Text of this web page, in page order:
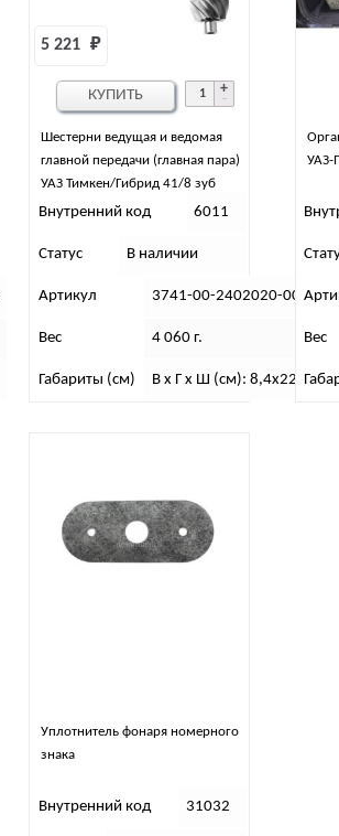
Шестерни ведущая и ведомая
главной передачи (главная пара)
УАЗ Тимкен/Гибрид 41/8 зуб
5 221 ₽
Внутренний код 6011
Статус В наличии
Артикул 3741-00-2402020-00
Вес 4 060 г.
Габариты (см) В х Г х Ш (см): 8,4х22х22
КУПИТЬ
УАЗ-
Вес
Уплотнитель фонаря номерного
знака
Внутренний код 31032